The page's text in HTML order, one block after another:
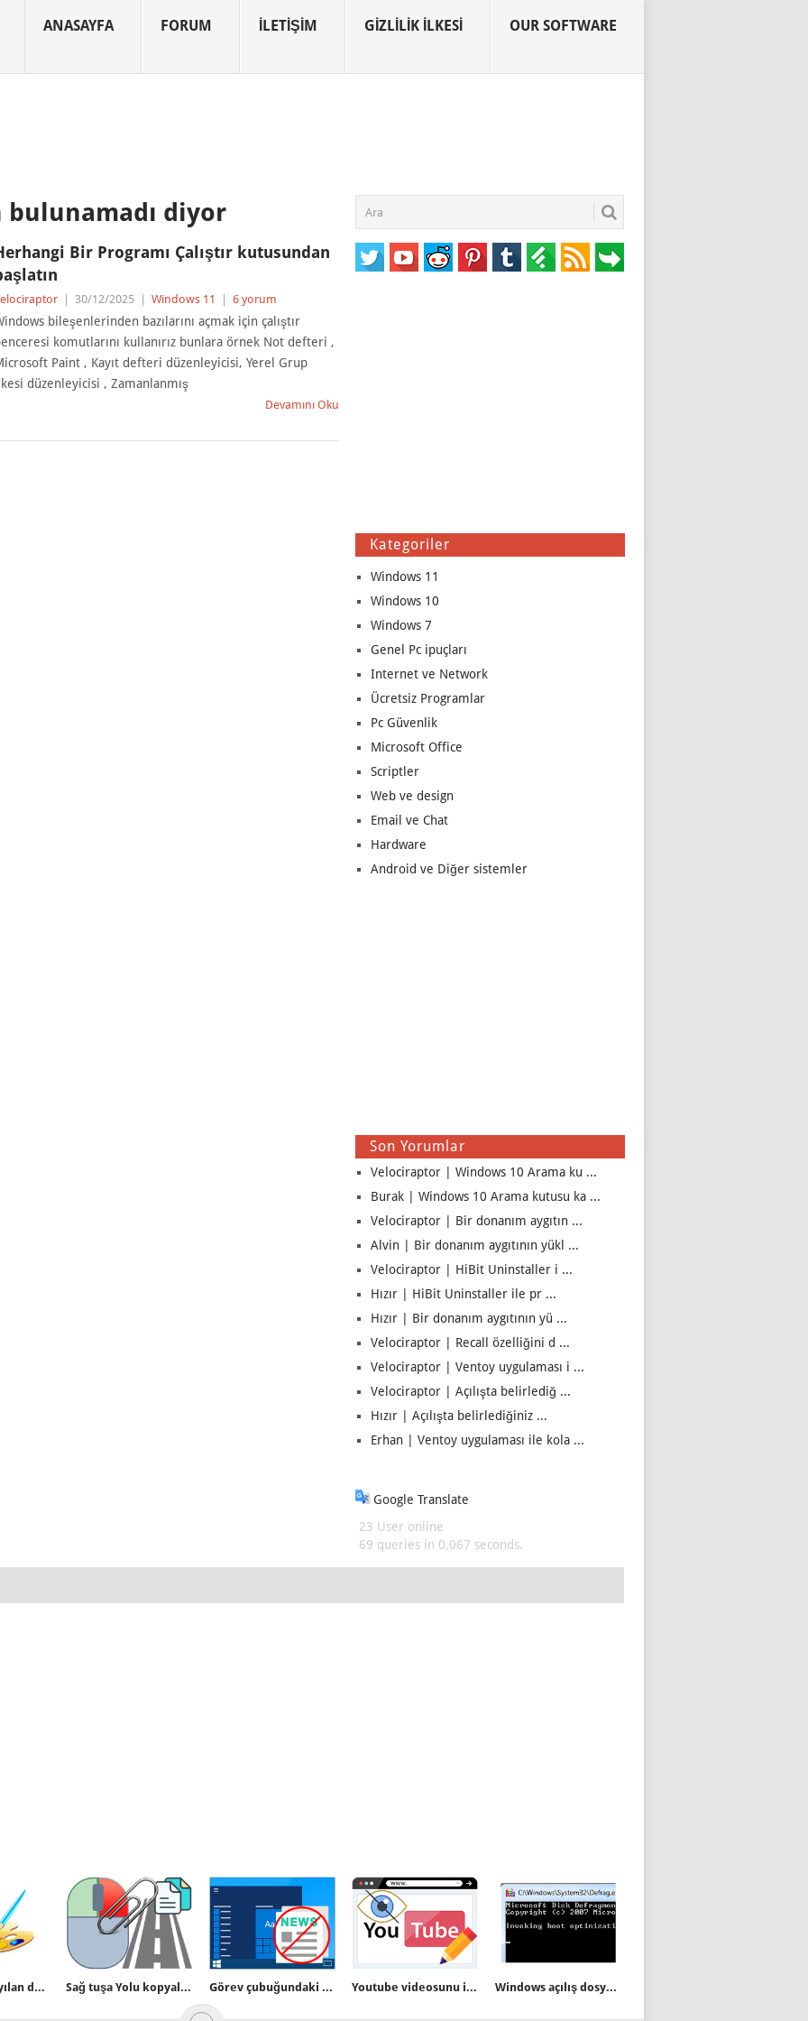
ANASAYFA FORUM İLETIŞIM GIZLILIK İLKESI OUR SOFTWARE
bulunamadı diyor
Bir Programı Çalıştır kutusundan
30/12/2025 Windows 11 6 yorum
bileşenlerinden bazılarını açmak için çalıştır
komutlarını kullanırız bunlara örnek Not defteri ,
Paint , Kayıt defteri düzenleyicisi, Yerel Grup
düzenleyicisi , Zamanlanmış
Devamını Oku
Kategoriler
Windows 11
Windows 10
Windows 7
Genel Pc ipuçları
Internet ve Network
Ücretsiz Programlar
Pc Güvenlik
Microsoft Office
Scriptler
Web ve design
Email ve Chat
Hardware
Android ve Diğer sistemler
Son Yorumlar
Velociraptor | Windows 10 Arama ku ...
Burak | Windows 10 Arama kutusu ka ...
Velociraptor | Bir donanım aygıtın ...
Alvin | Bir donanım aygıtının yükl ...
Velociraptor | HiBit Uninstaller i ...
Hızır | HiBit Uninstaller ile pr ...
Hızır | Bir donanım aygıtının yü ...
Velociraptor | Recall özelliğini d ...
Velociraptor | Ventoy uygulaması i ...
Velociraptor | Açılışta belirlediğ ...
Hızır | Açılışta belirlediğiniz ...
Erhan | Ventoy uygulaması ile kola ...
Google Translate
23 User online
69 queries in 0,067 seconds.
Paint in varsayılan dosya saklama formatını değiştirelim Sağ tuşa Yolu kopyala ekleyelim Görev çubuğundaki hava durumu ikonu nasıl silinir Youtube videosunu indirmeden sansür uygula Windows açılış dosyalarını defrag edelim (.vbs)